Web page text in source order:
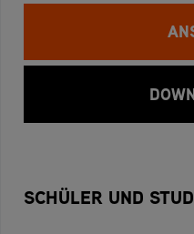
SCHÜLER UND